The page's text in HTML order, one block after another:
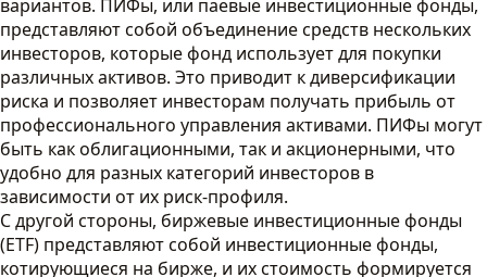
вариантов. ПИФы, или паевые инвестиционные фонды,
представляют собой объединение средств нескольких
инвесторов, которые фонд использует для покупки
различных активов. Это приводит к диверсификации
риска и позволяет инвесторам получать прибыль от
профессионального управления активами. ПИФы могут
быть как облигационными, так и акционерными, что
удобно для разных категорий инвесторов в
зависимости от их риск-профиля.
С другой стороны, биржевые инвестиционные фонды
(ETF) представляют собой инвестиционные фонды,
котирующиеся на бирже, и их стоимость формируется